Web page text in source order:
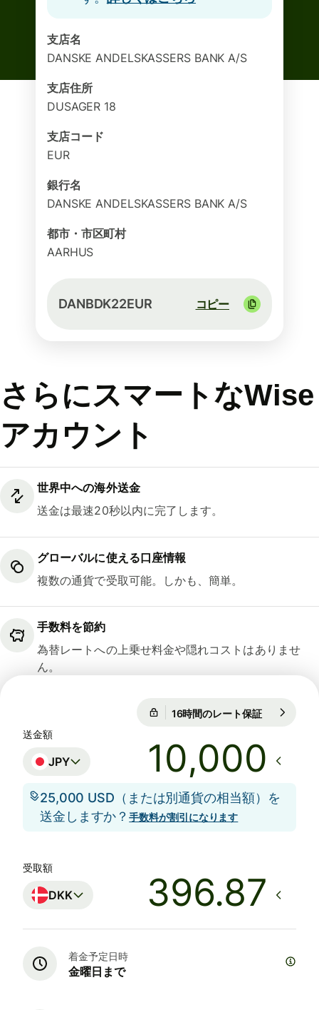
支店名
DANSKE ANDELSKASSERS BANK A/S
支店住所
DUSAGER 18
支店コード
EUR
銀行名
DANSKE ANDELSKASSERS BANK A/S
都市・市区町村
AARHUS
DANBDK22EUR コピー
さらにスマートなWise
アカウント
世界中への海外送金
送金は最速20秒以内に完了します。
グローバルに使える口座情報
複数の通貨で受取可能。しかも、簡単。
手数料を節約
為替レートへの上乗せ料金や隠れコストはありませ
ん。
16時間のレート保証
送金額
JPY
25,000 USD（または別通貨の相当額）を
送金しますか？手数料が割引になります
受取額
DKK
着金予定日時
金曜日まで